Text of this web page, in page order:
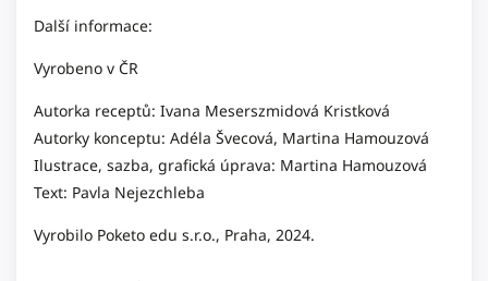
Další informace:
Vyrobeno v ČR
Autorka receptů: Ivana Meserszmidová Kristková
Autorky konceptu: Adéla Švecová, Martina Hamouzová
Ilustrace, sazba, grafická úprava: Martina Hamouzová
Text: Pavla Nejezchleba
Vyrobilo Poketo edu s.r.o., Praha, 2024.